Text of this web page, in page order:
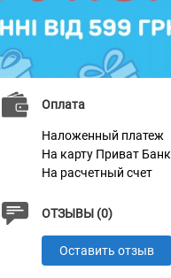
Оплата
Наложенный платеж
На карту Приват
На расчетный счет
ОТЗЫВЫ (0)
Оставить отзыв